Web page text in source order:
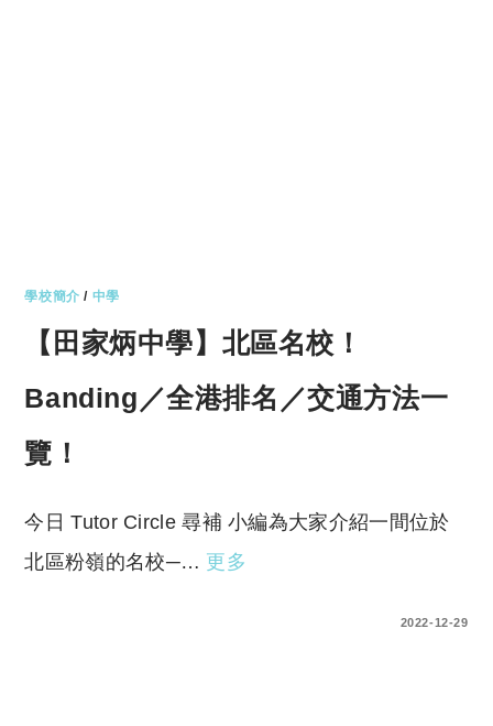
學校簡介 / 中學
【田家炳中學】北區名校！
Banding／全港排名／交通方法一
覽！
今日 Tutor Circle 尋補 小編為大家介紹一間位於
北區粉嶺的名校─… 更多
2022-12-29